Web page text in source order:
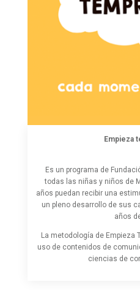
Empieza
Es un programa de
todas las niñas y niños de
años puedan recibir una
un pleno desarrollo de sus
años
La metodología de Empieza
uso de contenidos de
ciencias de